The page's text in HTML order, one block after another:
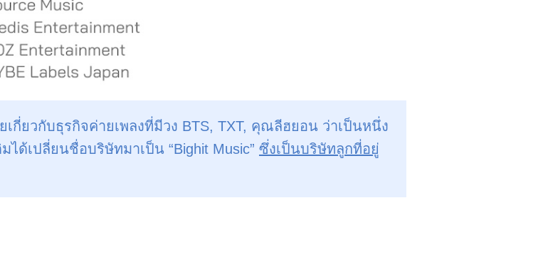
กี่ยวกับธุรกิจค่ายเพลงที่มีวง BTS, TXT, คุณลีฮยอน ว่าเป็นหนึ่ง
ได้เปลี่ยนชื่อบริษัทมาเป็น “Bighit Music” ซึ่งเป็นบริษัทลูกที่อยู่